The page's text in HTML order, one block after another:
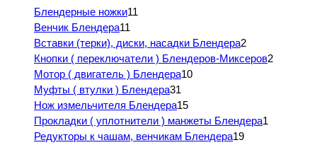
Блендерные ножки11
Венчик Блендера11
Вставки (терки), диски, насадки Блендера2
Кнопки ( переключатели ) Блендеров-Миксеров2
Мотор ( двигатель ) Блендера10
Муфты ( втулки ) Блендера31
Нож измельчителя Блендера15
Прокладки ( уплотнители ) манжеты Блендера1
Редукторы к чашам, венчикам Блендера19